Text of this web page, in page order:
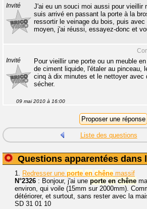
Invité
J'ai eu un souci moi aussi pour vieillir
suis arrivé en passant la porte à la
ressortir le veinage du bois, puis
moyen, j'ai réussi, essayez-donc et
Invité
Pour vieillir une porte ou un meuble
de ciment liquide, l'étaler au pinceau,
cinq à dix minutes et le nettoyer avec
sécher.
09 mai 2010 à 16:00
Liste des questions
Questions apparentées dans
1. Redresser une porte en chêne massif
N°2326 : Bonjour, j'ai une porte en chêne
environ, qui voile (15mm sur 2000mm).
détériorer, et surtout, sans rester avec la
SD 31 01 10